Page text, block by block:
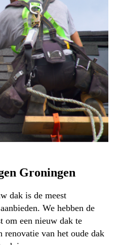
Groningen
dak is de meest
We hebben de
om een nieuw dak te
renovatie van het oude dak